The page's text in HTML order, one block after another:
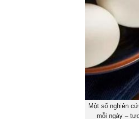
Một số nghiên
mỗi ngày –